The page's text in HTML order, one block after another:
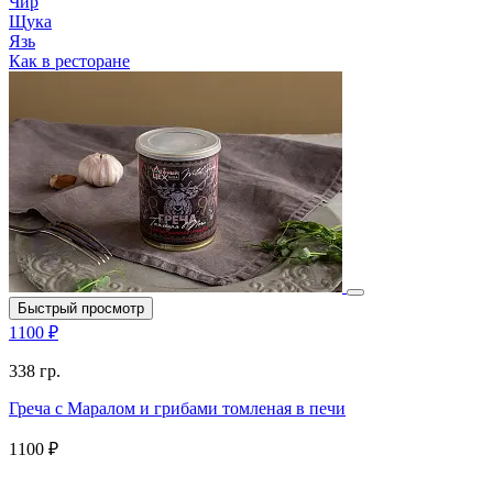
Щука
Язь
Как в ресторане
Быстрый просмотр
1100 ₽
338 гр.
Греча с Маралом и грибами томленая в печи
1100 ₽